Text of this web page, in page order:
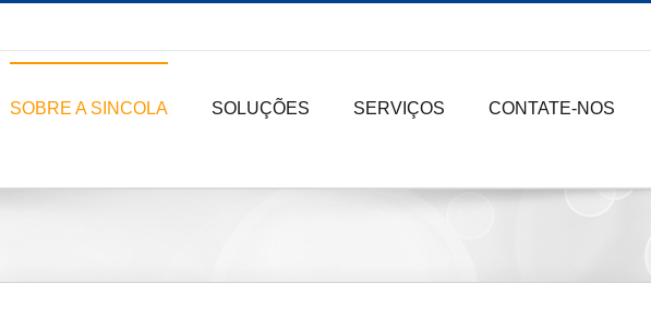
SOBRE A SINCOLA SOLUÇÕES SERVIÇOS CONTATE-NOS